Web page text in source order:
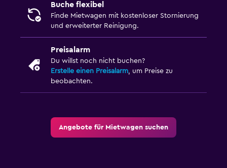
Buche flexibel
Finde Mietwagen mit kostenloser Stornierung
und erweiterter Reinigung.
Preisalarm
Du willst noch nicht buchen?
Erstelle einen Preisalarm, um Preise zu
beobachten.
Angebote für Mietwagen suchen